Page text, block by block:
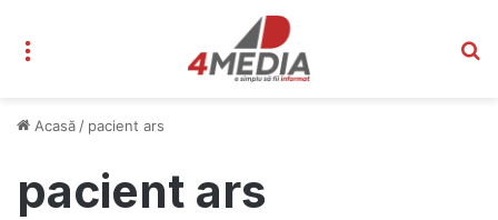
Acasă / pacient ars
pacient ars